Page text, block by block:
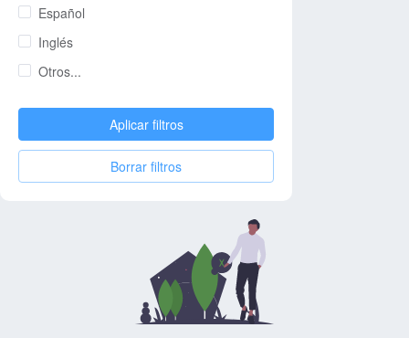
Español
Inglés
Otros...
Aplicar filtros
Borrar filtros